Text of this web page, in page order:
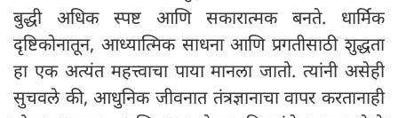
बुद्धी अधिक स्पष्ट आणि सकारात्मक बनते. धार्मिक
दृष्टिकोनातून, आध्यात्मिक साधना आणि प्रगतीसाठी शुद्धता
हा एक अत्यंत महत्त्वाचा पाया मानला जातो. त्यांनी असेही
सुचवले की, आधुनिक जीवनात तंत्रज्ञानाचा वापर करतानाही